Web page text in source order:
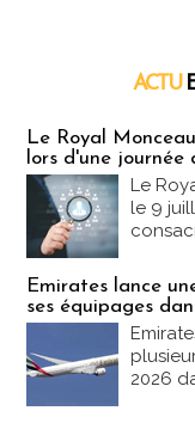
ACTU
Le Royal
lors d'une
Le
le 9
Emirates lance
ses équipages
2026